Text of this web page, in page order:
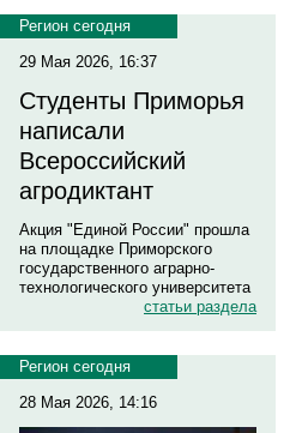
Регион сегодня
29 Мая 2026, 16:37
Студенты Приморья
написали
Всероссийский
агродиктант
Акция "Единой России" прошла
на площадке Приморского
государственного аграрно-
технологического университета
статьи раздела
Регион сегодня
28 Мая 2026, 14:16